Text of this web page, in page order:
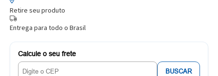
Retire seu produto
Entrega para todo o Brasil
Calcule o seu frete
BUSCAR